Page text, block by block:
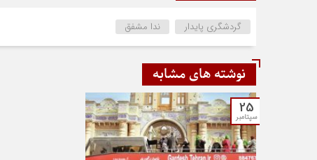
گردشگری پایدار ندا مشفق
نوشته های مشابه
25
سپتامبر